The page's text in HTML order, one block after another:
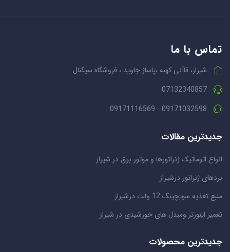
تماس با ما
شیراز، قاآنی کهنه ،پاساژ جاوید ، فروشگاه سیگنال
07132340857
09171032598 - 09171116569
جدیدترین مقالات
انواع اتوماتیک ژنراتورها و موتور برق در شیراز
بردهای ژنراتور درشیراز
منبع تغذیه سویچینگ 12 ولت درشیراز
تعمیر اینورتر ومبدل های خورشیدی در شیراز
جدیدترین محصولات